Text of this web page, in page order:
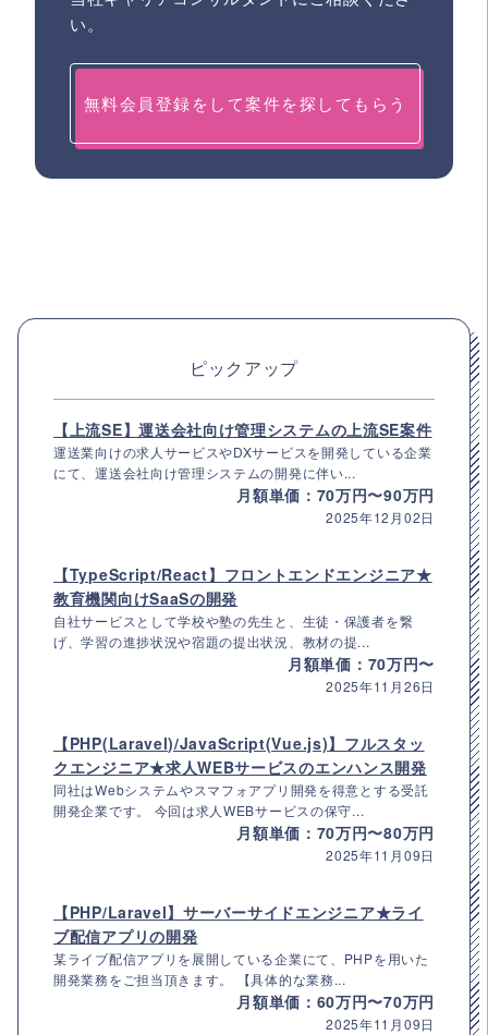
い。
無料会員登録をして案件を探してもらう
ピックアップ
【上流SE】運送会社向け管理システムの上流SE案件
運送業向けの求人サービスやDXサービスを開発している企業
にて、運送会社向け管理システムの開発に伴い...
月額単価：70万円〜90万円
2025年12月02日
【TypeScript/React】フロントエンドエンジニア★
教育機関向けSaaSの開発
自社サービスとして学校や塾の先生と、生徒・保護者を繋
げ、学習の進捗状況や宿題の提出状況、教材の提...
月額単価：70万円〜
2025年11月26日
【PHP(Laravel)/JavaScript(Vue.js)】フルスタッ
クエンジニア★求人WEBサービスのエンハンス開発
同社はWebシステムやスマフォアプリ開発を得意とする受託
開発企業です。 今回は求人WEBサービスの保守...
月額単価：70万円〜80万円
2025年11月09日
【PHP/Laravel】サーバーサイドエンジニア★ライ
ブ配信アプリの開発
某ライブ配信アプリを展開している企業にて、PHPを用いた
開発業務をご担当頂きます。 【具体的な業務...
月額単価：60万円〜70万円
2025年11月09日